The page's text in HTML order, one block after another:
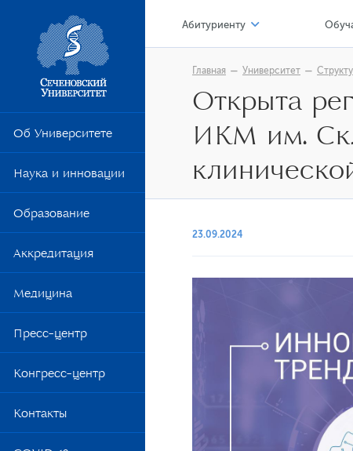
Об Университете
Наука и инновации
Образование
Аккредитация
Медицина
Пресс-центр
Конгресс-центр
Контакты
Абитуриенту
Приемная кампания 2026
Приемная кампания 2025
Перевод из другой
Главная Университет
Открыта
ИКМ им.
23.09.2024